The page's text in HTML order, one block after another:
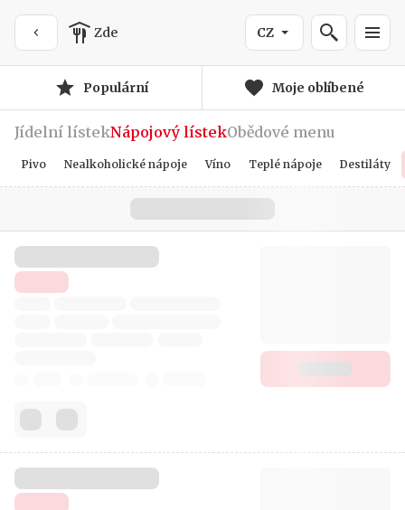
Zde CZ
Populární Moje oblíbené
Jídelní lístekNápojový lístekObědové menu
Pivo Nealkoholické nápoje Víno Teplé nápoje Destiláty